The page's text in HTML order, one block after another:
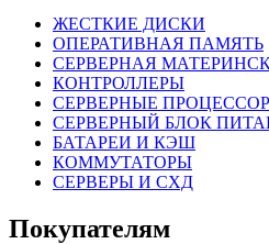
ЖЕСТКИЕ ДИСКИ
ОПЕРАТИВНАЯ ПАМЯТЬ
СЕРВЕРНАЯ
КОНТРОЛЛЕРЫ
СЕРВЕРНЫЕ
СЕРВЕРНЫЙ БЛОК
БАТАРЕИ И КЭШ
КОММУТАТОРЫ
СЕРВЕРЫ И СХД
Покупателям